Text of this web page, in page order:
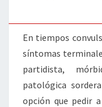
En tiempos
síntomas
partidista,
patológica
opción que pedir